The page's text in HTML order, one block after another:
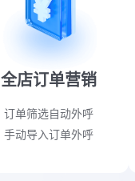
全店订单营销
订单筛选自动外呼
手动导入订单外呼